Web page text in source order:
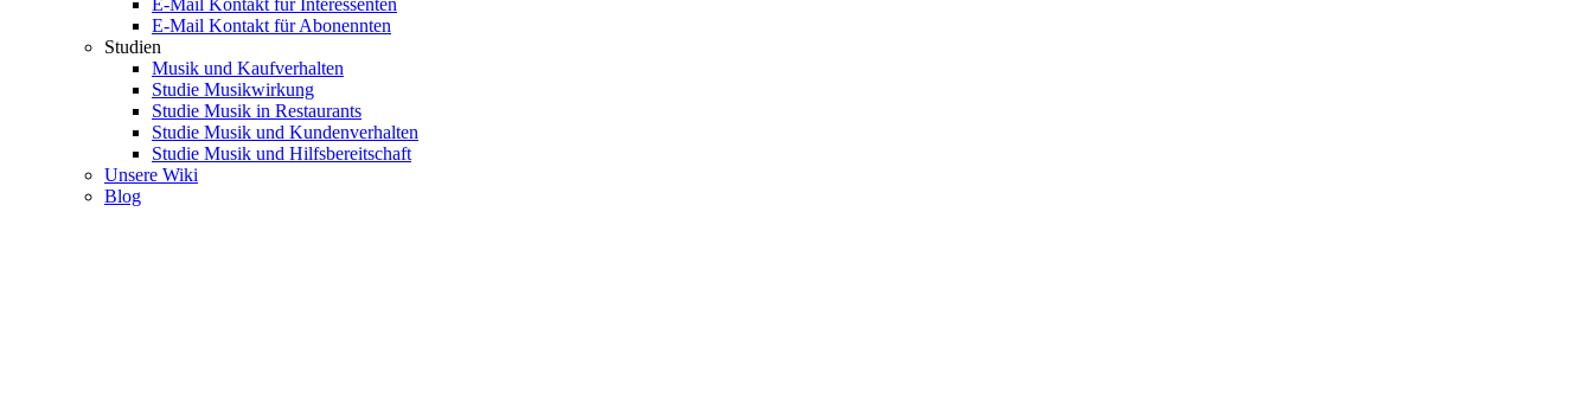
E-Mail Kontakt für Interessenten
E-Mail Kontakt für Abonennten
Studien
Musik und Kaufverhalten
Studie Musikwirkung
Studie Musik in Restaurants
Studie Musik und Kundenverhalten
Studie Musik und Hilfsbereitschaft
Unsere Wiki
Blog